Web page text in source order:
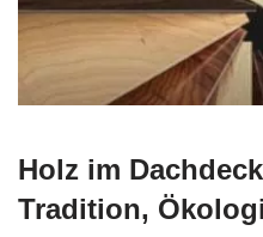
Holz im
Tradition,